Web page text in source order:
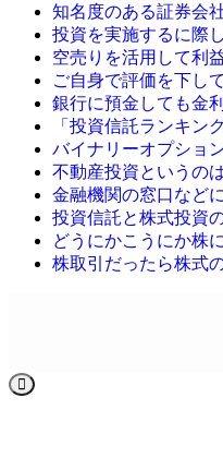
知名度のある証券会
投資を実施するに際
空売りを活用して利
ご自身で評価を下し
銀行に預金しても金
「投資信託ランキン
バイナリーオプショ
不動産投資というの
金融機関の窓口など
投資信託と株式投資
どうにかこうにか株
株取引だったら株式